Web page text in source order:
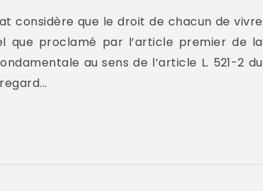
considère que le droit de chacun de vivre
que proclamé par l’article premier de la
au sens de l’article L. 521-2 du